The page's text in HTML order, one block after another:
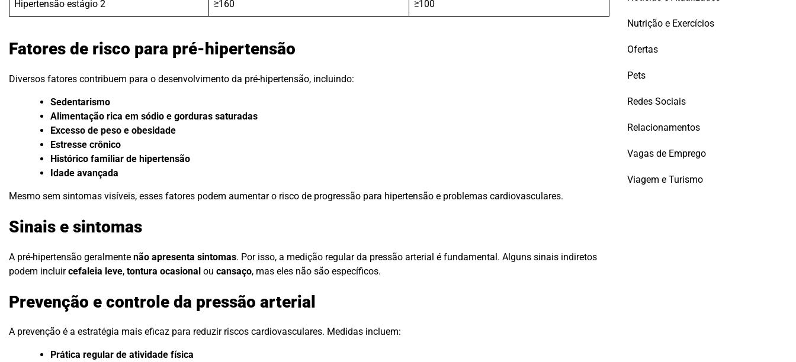
Hipertensão estágio 2 ≥160 ≥100
Fatores de risco para pré-hipertensão
Diversos fatores contribuem para o desenvolvimento da pré-hipertensão, incluindo:
Sedentarismo
Alimentação rica em sódio e gorduras saturadas
Excesso de peso e obesidade
Estresse crônico
Histórico familiar de hipertensão
Idade avançada
Mesmo sem sintomas visíveis, esses fatores podem aumentar o risco de progressão para hipertensão e problemas cardiovasculares.
Sinais e sintomas
A pré-hipertensão geralmente não apresenta sintomas. Por isso, a medição regular da pressão arterial é fundamental. Alguns sinais indiretos
podem incluircefaleia leve, tontura ocasional ou cansaço, mas eles não são específicos.
Prevenção e controle da pressão arterial
A prevenção é a estratégia mais eficaz para reduzir riscos cardiovasculares. Medidas incluem:
Prática regular de atividade física
Nutrição e Exercícios
Ofertas
Pets
Redes Sociais
Relacionamentos
Vagas de Emprego
Viagem e Turismo